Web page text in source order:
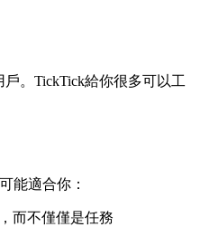
。TickTick給你很多可以工
能適合你：
而不僅僅是任務